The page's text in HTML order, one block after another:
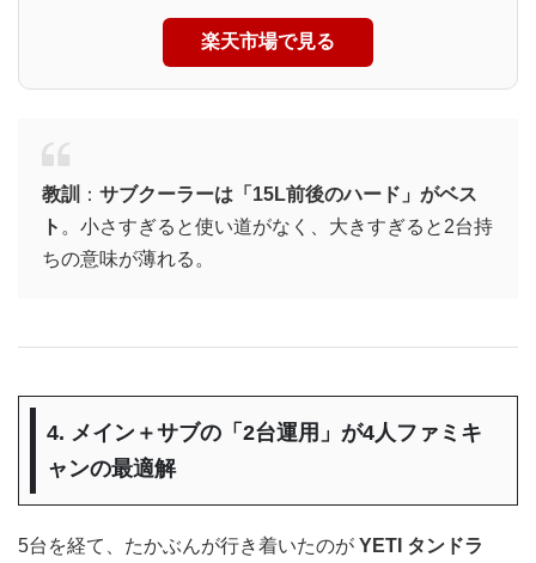
楽天市場で見る
教訓 ： サブクーラーは「15L前後のハード」がベス
ト 。小さすぎると使い道がなく、大きすぎると2台持
ちの意味が薄れる。
4. メイン＋サブの「2台運用」が4人ファミキ
ャンの最適解
5台を経て、たかぶんが行き着いたのが YETI タンドラ